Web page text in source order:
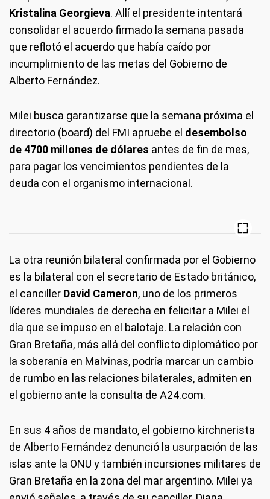
Kristalina Georgieva. Allí el presidente intentará
consolidar el acuerdo firmado la semana pasada
que reflotó el acuerdo que había caído por
incumplimiento de las metas del Gobierno de
Alberto Fernández.
Milei busca garantizarse que la semana próxima el
directorio (board) del FMI apruebe el desembolso
de 4700 millones de dólares antes de fin de mes,
para pagar los vencimientos pendientes de la
deuda con el organismo internacional.
La otra reunión bilateral confirmada por el Gobierno
es la bilateral con el secretario de Estado británico,
el canciller David Cameron, uno de los primeros
líderes mundiales de derecha en felicitar a Milei el
día que se impuso en el balotaje. La relación con
Gran Bretaña, más allá del conflicto diplomático por
la soberanía en Malvinas, podría marcar un cambio
de rumbo en las relaciones bilaterales, admiten en
el gobierno ante la consulta de A24.com.
En sus 4 años de mandato, el gobierno kirchnerista
de Alberto Fernández denunció la usurpación de las
islas ante la ONU y también incursiones militares de
Gran Bretaña en la zona del mar argentino. Milei ya